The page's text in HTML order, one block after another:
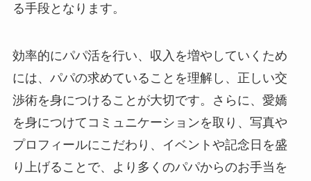
る手段となります。
効率的にパパ活を行い、収入を増やしていくため
には、パパの求めていることを理解し、正しい交
渉術を身につけることが大切です。さらに、愛嬌
を身につけてコミュニケーションを取り、写真や
プロフィールにこだわり、イベントや記念日を盛
り上げることで、より多くのパパからのお手当を